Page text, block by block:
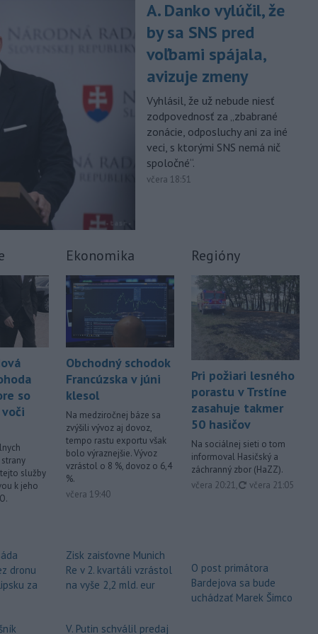
júla 2026 herečka a dlhoročná
členka Slovenského komorného
divadla (SKD) v Martine Helena
Sudická.
10:15 - Národná diaľničná
spoločnosť (NDS) ukončila výmenu
mostného záveru na ľavej strane
mosta Lanfranconi, ktorý je súčasťou
bratislavskej diaľnice D2.
Viac >
A. Danko vylúčil, že
by sa SNS pred
voľbami spájala,
avizuje zmeny
Vyhlásil, že už nebude niesť
zodpovednosť za „zbabrané
zonácie, odposluchy ani za iné
veci, s ktorými SNS nemá nič
spoločné“.
včera 18:51
so
služby
k jeho
dronu
za
Ekonomika
Obchodný schodok
Francúzska v júni
klesol
Na medziročnej báze sa
zvýšili vývoz aj dovoz,
tempo rastu exportu však
bolo výraznejšie. Vývoz
vzrástol o 8 %, dovoz o 6,4
%.
včera 19:40
Zisk zaisťovne Munich
Re v 2. kvartáli vzrástol
na vyše 2,2 mld. eur
V. Putin schválil predaj
Regióny
Pri požiari lesného
porastu v Trstíne
zasahuje takmer
50 hasičov
Na sociálnej sieti o tom
informoval Hasičský a
záchranný zbor (HaZZ).
včera 20:21, aktualizované
včera 21:05
O post primátora
Bardejova sa bude
uchádzať Marek Šimco